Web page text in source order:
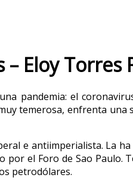
Eloy Torres
pandemia: el
temerosa, enfrenta una
e antiimperialista. La ha
el Foro de Sao Paulo.
petrodólares.